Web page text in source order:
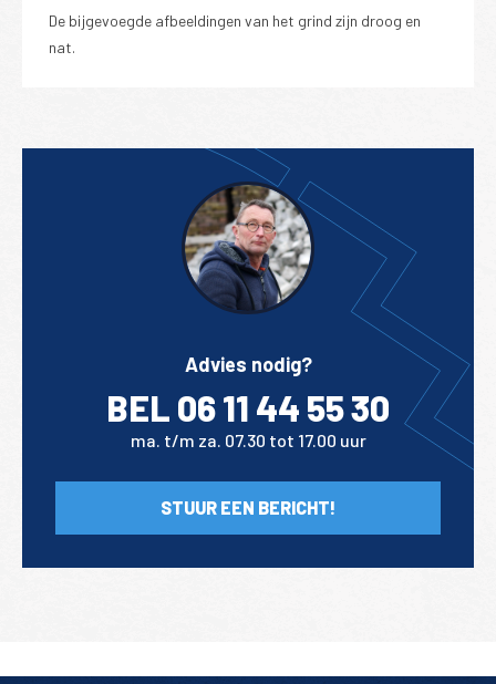
De bijgevoegde afbeeldingen van het grind zijn droog en
nat.
Advies nodig?
BEL 06 11 44 55 30
ma. t/m za. 07.30 tot 17.00 uur
STUUR EEN BERICHT!